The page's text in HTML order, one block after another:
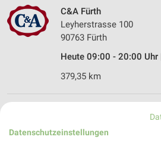
C&A Fürth
Leyherstrasse 100
90763 Fürth
Heute 09:00 - 20:00 Uhr
379,35 km
90765 Fürth
Datenschutzeinstellungen